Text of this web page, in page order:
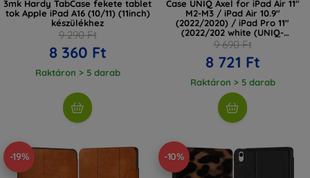
3mk Hardy TabCase fekete tablet
tok Apple iPad A16 (10/11) (11inch)
készülékhez
9 290 Ft
8 360 Ft
Raktáron > 5 darab
Case UNIQ Axel for iPad Air 11"
M2-M3 / iPad Air 10.9"
(2022/2020) / iPad Pro 11"
(2022/202 white (UNIQ-
PDA11(M2)-AXELCWHT)
9 690 Ft
8 721 Ft
Raktáron > 5 darab
-19% -10%